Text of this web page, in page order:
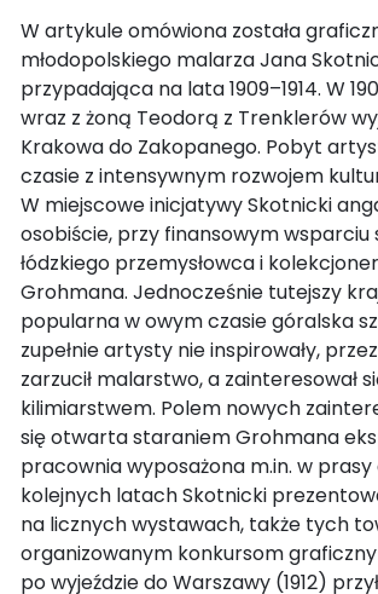
W artykule omówiona została
młodopolskiego malarza Jana
przypadająca na lata 1909–1914. W
wraz z żoną Teodorą z Trenklerów
Krakowa do Zakopanego. Pobyt
czasie z intensywnym rozwojem
W miejscowe inicjatywy Skotnicki
osobiście, przy finansowym wsparciu
łódzkiego przemysłowca i
Grohmana. Jednocześnie tutejszy
popularna w owym czasie góralska
zupełnie artysty nie inspirowały,
zarzucił malarstwo, a zainteresował
kilimiarstwem. Polem nowych
się otwarta staraniem Grohmana
pracownia wyposażona m.in. w prasy
kolejnych latach Skotnicki
na licznych wystawach, także tych
organizowanym konkursom
po wyjeździe do Warszawy (1912)